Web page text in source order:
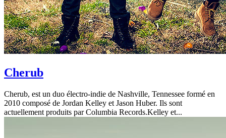
Cherub
Cherub, est un duo électro-indie de Nashville, Tennessee formé en
2010 composé de Jordan Kelley et Jason Huber. Ils sont
actuellement produits par Columbia Records.Kelley et...